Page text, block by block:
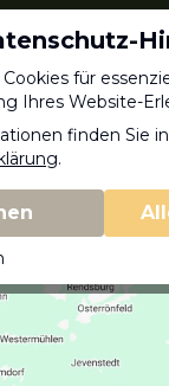
für
Ihres Website-
finden Sie
.